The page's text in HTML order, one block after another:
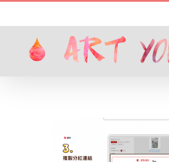
to
content